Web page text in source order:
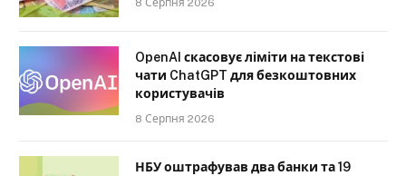
8 Серпня 2026
OpenAI скасовує ліміти на текстові
чати ChatGPT для безкоштовних
користувачів
8 Серпня 2026
НБУ оштрафував два банки та 19